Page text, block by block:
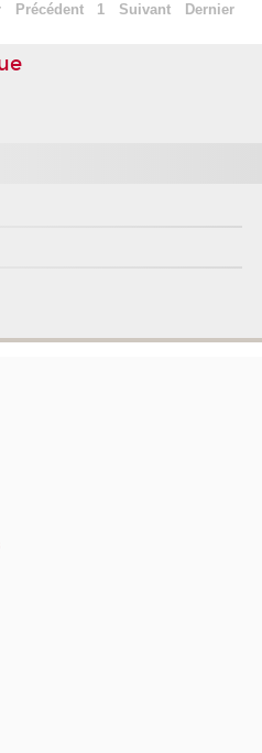
Précédent 1 Suivant Dernier